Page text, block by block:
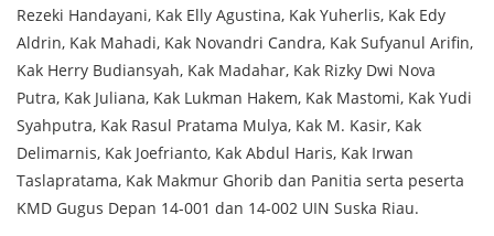
Rezeki Handayani, Kak Elly Agustina, Kak Yuherlis, Kak Edy
Aldrin, Kak Mahadi, Kak Novandri Candra, Kak Sufyanul Arifin,
Kak Herry Budiansyah, Kak Madahar, Kak Rizky Dwi Nova
Putra, Kak Juliana, Kak Lukman Hakem, Kak Mastomi, Kak Yudi
Syahputra, Kak Rasul Pratama Mulya, Kak M. Kasir, Kak
Delimarnis, Kak Joefrianto, Kak Abdul Haris, Kak Irwan
Taslapratama, Kak Makmur Ghorib dan Panitia serta peserta
KMD Gugus Depan 14-001 dan 14-002 UIN Suska Riau.